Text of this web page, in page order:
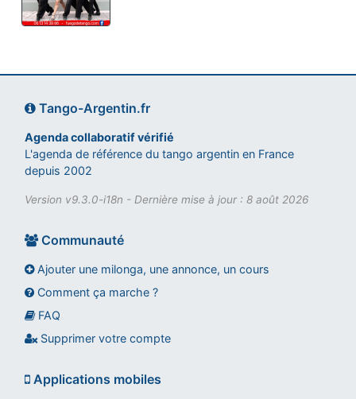
Tango-Argentin.fr
Agenda collaboratif vérifié
L'agenda de référence du tango argentin en France
depuis 2002
Version v9.3.0-i18n - Dernière mise à jour : 8 août 2026
Communauté
Ajouter une milonga, une annonce, un cours
Comment ça marche ?
FAQ
Supprimer votre compte
Applications mobiles
Assistant tango-argentin.fr
Questions sur les milongas, cours et stages